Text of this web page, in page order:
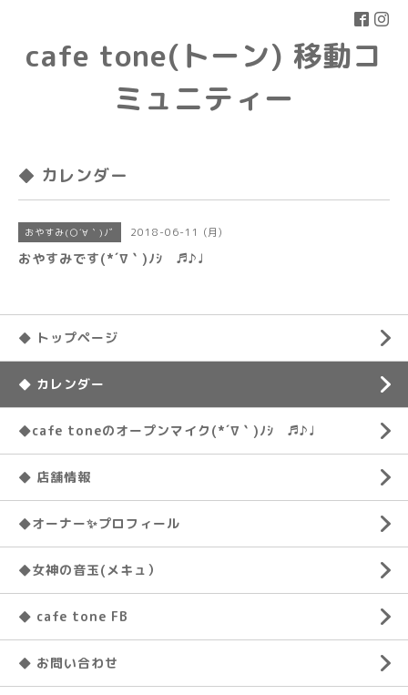
cafe tone(トーン) 移動コ
ミュニティー
◆ カレンダー
おやすみ(○´∀｀)ﾉﾞ 2018-06-11 (月)
おやすみです(*´∇｀)ﾉｼ ♬♪♩
◆ トップページ
◆ カレンダー
◆cafe toneのオープンマイク(*´∇｀)ﾉｼ ♬♪♩
◆ 店舗情報
◆オーナー✨プロフィール
◆女神の音玉(メキュ）
◆ cafe tone FB
◆ お問い合わせ